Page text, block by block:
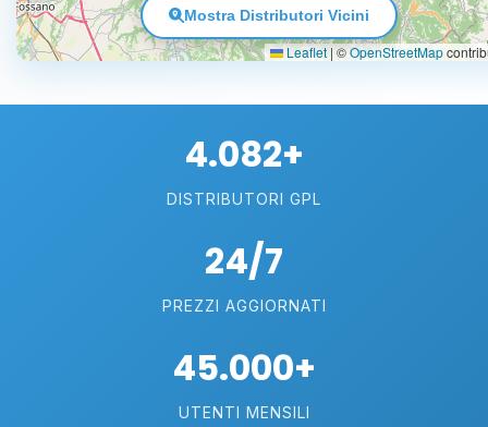
Leaflet | ©OpenStreetMap
Mostra Distributori Vicini
4.082+
DISTRIBUTORI GPL
24/7
PREZZI AGGIORNATI
45.000+
UTENTI MENSILI